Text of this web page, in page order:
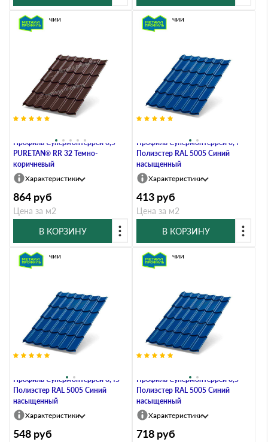
Профиль Супермонтеррей 0,5
PURETAN® RR 32 Темно-
коричневый
В наличии
Характеристики
864 руб
Цена за м2
В КОРЗИНУ
Профиль Супермонтеррей 0,4
Полиэстер RAL 5005 Синий
насыщенный
В наличии
Характеристики
413 руб
Цена за м2
В КОРЗИНУ
Профиль Супермонтеррей 0,45
Полиэстер RAL 5005 Синий
насыщенный
В наличии
Характеристики
548 руб
Профиль Супермонтеррей 0,5
Полиэстер RAL 5005 Синий
насыщенный
В наличии
Характеристики
718 руб